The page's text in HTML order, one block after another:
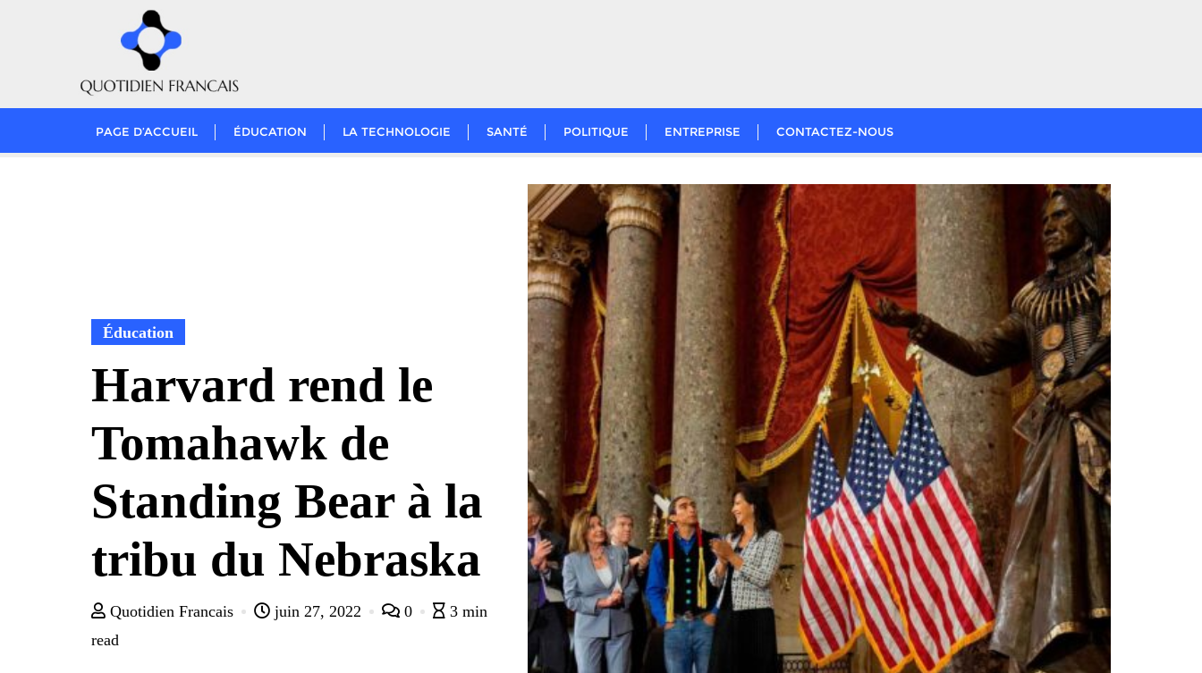
PAGE D’ACCUEIL ÉDUCATION LA TECHNOLOGIE SANTÉ POLITIQUE ENTREPRISE CONTACTEZ-NOUS
Éducation
Harvard rend le
Tomahawk de
Standing Bear à la
tribu du Nebraska
Quotidien Francais juin 27, 2022 0
3 min
read